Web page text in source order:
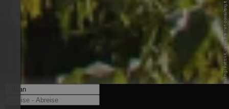
© Internet Consulting / Patrick K. - www.internet-consulting.it